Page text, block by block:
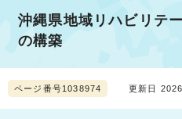
沖縄県地域リハビリテ
の構築
ページ番号1038974 更新日 2026